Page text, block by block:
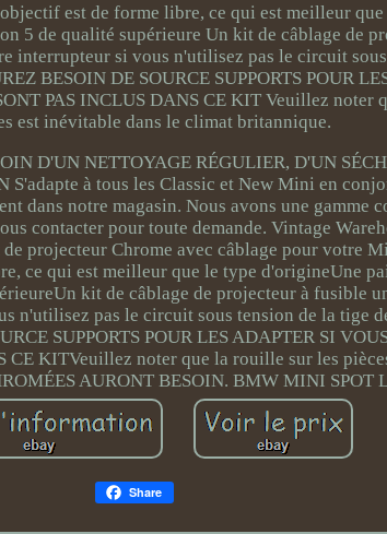
est de forme libre, ce qui est meilleur
5 de qualité supérieure Un kit de câblage de
interrupteur si vous n'utilisez pas le circuit
BESOIN DE SOURCE SUPPORTS POUR
PAS INCLUS DANS CE KIT Veuillez noter
est inévitable dans le climat britannique.
D'UN NETTOYAGE RÉGULIER, D'UN
à tous les Classic et New Mini en
dans notre magasin. Nous avons une gamme
contacter pour toute demande. Vintage
projecteur Chrome avec câblage pour votre
ce qui est meilleur que le type d'origineUne
kit de câblage de projecteur à fusible
n'utilisez pas le circuit sous tension de la tige
SUPPORTS POUR LES ADAPTER SI
CE KITVeuillez noter que la rouille sur les
AURONT BESOIN. BMW MINI SPOT
Share